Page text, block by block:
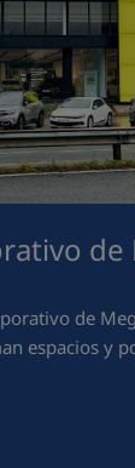
de
de
espacios y